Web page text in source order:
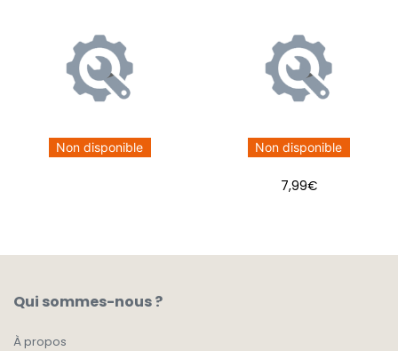
Non disponible Non disponible
7,99€
Qui sommes-nous ?
À propos